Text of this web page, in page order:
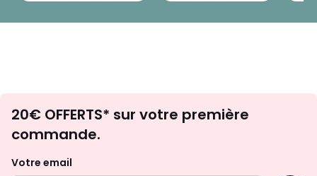
d'inspirations
20€ OFFERTS* sur votre première
commande.
Votre email